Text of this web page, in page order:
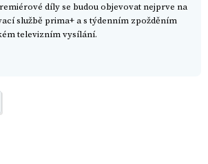
díly se budou objevovat nejprve na
službě prima+ a s týdenním zpožděním
televizním vysílání.